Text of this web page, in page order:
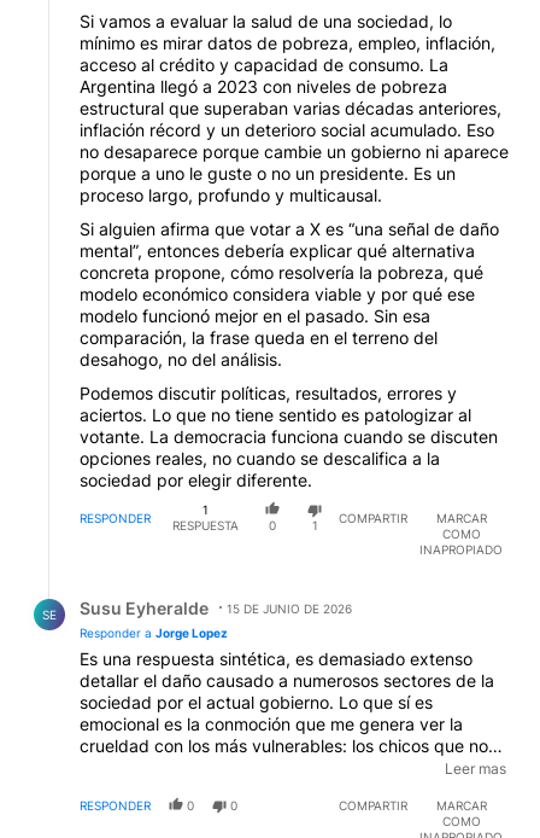
Si vamos a evaluar la salud de una sociedad, lo
mínimo es mirar datos de pobreza, empleo, inflación,
acceso al crédito y capacidad de consumo. La
Argentina llegó a 2023 con niveles de pobreza
estructural que superaban varias décadas anteriores,
inflación récord y un deterioro social acumulado. Eso
no desaparece porque cambie un gobierno ni aparece
porque a uno le guste o no un presidente. Es un
proceso largo, profundo y multicausal.
Si alguien afirma que votar a X es “una señal de daño
mental”, entonces debería explicar qué alternativa
concreta propone, cómo resolvería la pobreza, qué
modelo económico considera viable y por qué ese
modelo funcionó mejor en el pasado. Sin esa
comparación, la frase queda en el terreno del
desahogo, no del análisis.
Podemos discutir políticas, resultados, errores y
aciertos. Lo que no tiene sentido es patologizar al
votante. La democracia funciona cuando se discuten
opciones reales, no cuando se descalifica a la
sociedad por elegir diferente.
RESPONDER
1
RESPUESTA
0 1
COMPARTIR
MARCAR
COMO
INAPROPIADO
SE Susu Eyheralde
15 DE JUNIO DE 2026
Responder a Jorge Lopez
Es una respuesta sintética, es demasiado extenso
detallar el daño causado a numerosos sectores de la
sociedad por el actual gobierno. Lo que sí es
emocional es la conmoción que me genera ver la
crueldad con los más vulnerables: los chicos que no
reciben alimentos necesarios, el brutal recorte en
maltrato a médicos y docentes. Y sí, tocó lugares
entrañables para mí como la UBA. Egresé de ella (de
Leer mas
RESPONDER 0 0 COMPARTIR
MARCAR
COMO